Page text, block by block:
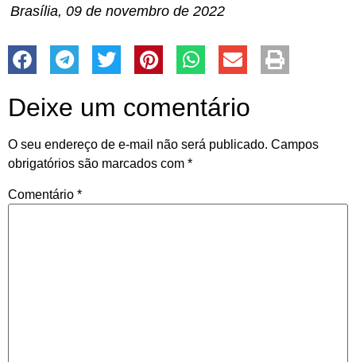
Brasília, 09 de novembro de 2022
Deixe um comentário
O seu endereço de e-mail não será publicado. Campos
obrigatórios são marcados com *
Comentário *